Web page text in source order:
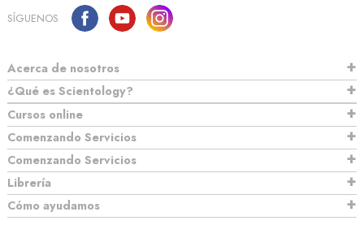
SÍGUENOS
Acerca de nosotros
¿Qué es Scientology?
Cursos online
Comenzando Servicios
Comenzando Servicios
Librería
Cómo ayudamos